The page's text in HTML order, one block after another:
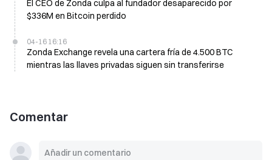
El CEO de Zonda culpa al fundador desaparecido por
$336M en Bitcoin perdido
04-16 16:16
Zonda Exchange revela una cartera fría de 4.500 BTC
mientras las llaves privadas siguen sin transferirse
Comentar